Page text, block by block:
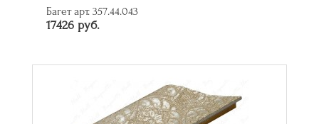
Багет арт. 357.44.043
17426 руб.